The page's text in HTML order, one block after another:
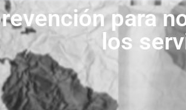
para
los